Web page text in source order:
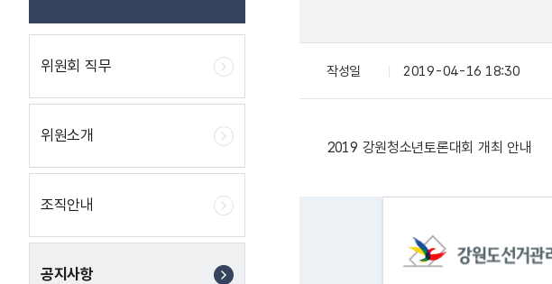
위원회 직무
위원소개
조직안내
공지사항
작성일 2019-04-16 18:30
2019 강원청소년토론대회 개최 안내